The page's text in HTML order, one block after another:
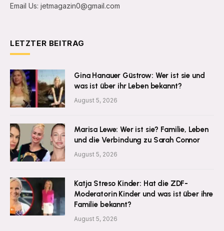
Email Us: jetmagazin0@gmail.com
LETZTER BEITRAG
Gina Hanauer Güstrow: Wer ist sie und
was ist über ihr Leben bekannt?
August 5, 2026
Marisa Lewe: Wer ist sie? Familie, Leben
und die Verbindung zu Sarah Connor
August 5, 2026
Katja Streso Kinder: Hat die ZDF-
Moderatorin Kinder und was ist über ihre
Familie bekannt?
August 5, 2026